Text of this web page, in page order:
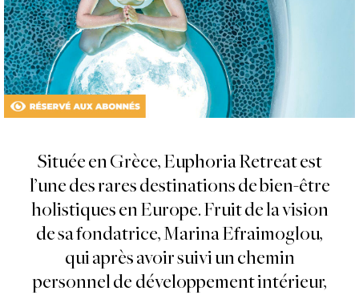
Située en Grèce, Euphoria Retreat est
l’une des rares destinations de bien-être
holistiques en Europe. Fruit de la vision
de sa fondatrice, Marina Efraimoglou,
qui après avoir suivi un chemin
personnel de développement intérieur,